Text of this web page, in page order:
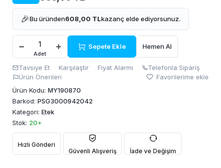
🎉Bu üründen608,00 TLkazanç elde ediyorsunuz.
Adet
Sepete Ekle Hemen Al
Tavsiye Et Karşılaştır Fiyat Alarmı
Telefonla Sipariş
Ürün Önerileri
Favorilerime ekle
Ürün Kodu: MY190870
Barkod: PSG3000942042
Kategori: Etek
Stok: 20+
Hızlı Gönderi
Güvenli Alışveriş
İade ve Değişim